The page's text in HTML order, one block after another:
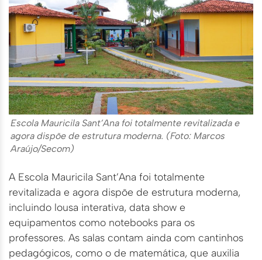
Escola Mauricila Sant’Ana foi totalmente revitalizada e
agora dispõe de estrutura moderna. (Foto: Marcos
Araújo/Secom)
A Escola Mauricila Sant’Ana foi totalmente
revitalizada e agora dispõe de estrutura moderna,
incluindo lousa interativa, data show e
equipamentos como notebooks para os
professores. As salas contam ainda com cantinhos
pedagógicos, como o de matemática, que auxilia